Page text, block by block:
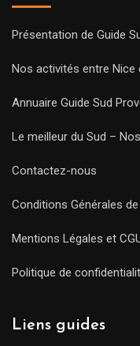
Présentation de Guide
Nos activités entre Nice
Annuaire Guide Sud
Le meilleur du Sud –
Contactez-nous
Conditions Générales
Mentions Légales et
Politique de
Liens guides